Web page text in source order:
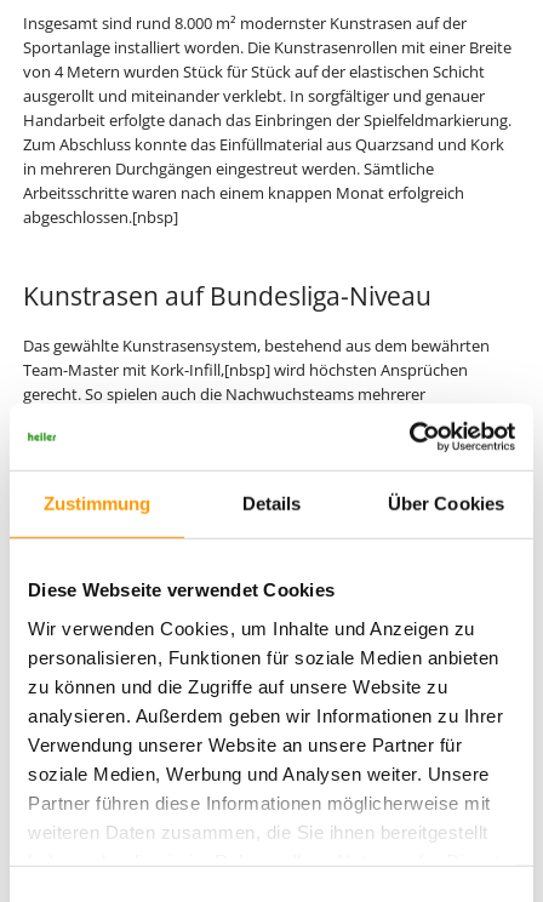
Zustimmung Details Über Cookies
Diese Webseite verwendet Cookies
Wir verwenden Cookies, um Inhalte und Anzeigen zu
personalisieren, Funktionen für soziale Medien anbieten
zu können und die Zugriffe auf unsere Website zu
analysieren. Außerdem geben wir Informationen zu Ihrer
Verwendung unserer Website an unsere Partner für
soziale Medien, Werbung und Analysen weiter. Unsere
Partner führen diese Informationen möglicherweise mit
weiteren Daten zusammen, die Sie ihnen bereitgestellt
Insgesamt sind rund 8.000 m² modernster Kunstrasen auf der
Sportanlage installiert worden. Die Kunstrasenrollen mit einer Breite
von 4 Metern wurden Stück für Stück auf der elastischen Schicht
ausgerollt und miteinander verklebt. In sorgfältiger und genauer
Handarbeit erfolgte danach das Einbringen der Spielfeldmarkierung.
Zum Abschluss konnte das Einfüllmaterial aus Quarzsand und Kork
in mehreren Durchgängen eingestreut werden. Sämtliche
Arbeitsschritte waren nach einem knappen Monat erfolgreich
abgeschlossen.[nbsp]
Kunstrasen auf Bundesliga-Niveau
Das gewählte Kunstrasensystem, bestehend aus dem bewährten
Team-Master mit Kork-Infill,[nbsp] wird höchsten Ansprüchen
gerecht. So spielen auch die Nachwuchsteams mehrerer
Bundesligisten auf diesem Fußballkunstrasen. Die vielen begeisterten
Nachwuchskicker des Vereins und der angrenzenden Grundschule
wird es freuen, dem Ball endlich wieder auf einem nagelneuen
Kunstrasen nachjagen zu können. Wir wünschen dem VfL Theesen
und allen Nutzerinnen und Nutzern viel Spaß und Erfolg auf dem
neuen Spielfeld.[nbsp]